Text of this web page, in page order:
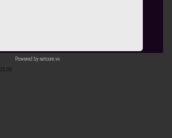
2500
Powered by netcore.vn